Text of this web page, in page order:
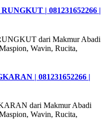
| 081231652266 |
dari Makmur Abadi
Wavin, Rucita,
| 081231652266 |
dari Makmur Abadi
Wavin, Rucita,